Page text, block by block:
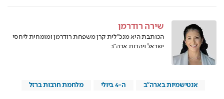
שירה רודרמן
הכותבת היא מנכ"לית קרן משפחת רודרמן ומומחית ליחסי
ישראל ויהדות ארה"ב
אנטישמיות בארה''ב מלחמת חרבות ברזל